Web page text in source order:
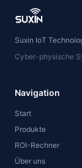
Suxin IoT
Cyber-physische
Navigation
Start
Produkte
ROI-Rechner
Über uns